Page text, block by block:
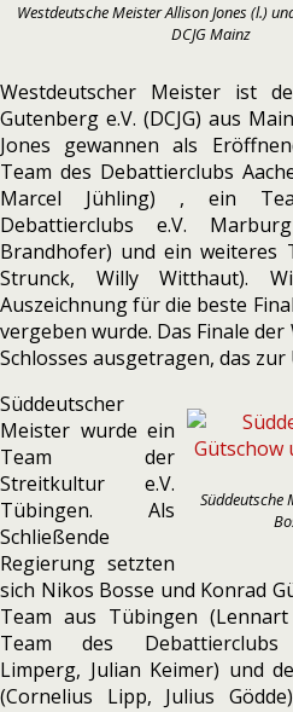
Westdeutsche Meister Allison Jones (l.)
DCJG Mainz
Westdeutscher Meister ist
Gutenberg e.V. (DCJG) aus
Jones gewannen als
Team des Debattierclubs
Marcel Jühling) , ein
Debattierclubs e.V.
Brandhofer) und ein weiteres
Strunck, Willy Witthaut).
Auszeichnung für die beste
vergeben wurde. Das Finale
Schlosses ausgetragen, das
Süddeutsche
Süddeutscher
Meister wurde ein
Team der
Streitkultur e.V.
Tübingen. Als
Schließende
Regierung setzten
sich Nikos Bosse und Konrad
Team aus Tübingen
Team des
Limperg, Julian Keimer) und
(Cornelius Lipp, Julius